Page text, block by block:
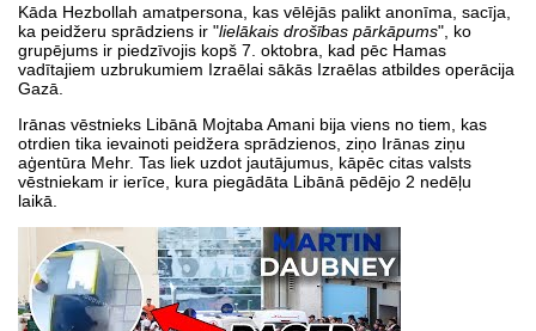
Kāda Hezbollah amatpersona, kas vēlējās palikt anonīma, sacīja,
ka peidžeru sprādziens ir "lielākais drošības pārkāpums", ko
grupējums ir piedzīvojis kopš 7. oktobra, kad pēc Hamas
vadītajiem uzbrukumiem Izraēlai sākās Izraēlas atbildes operācija
Gazā.
Irānas vēstnieks Libānā Mojtaba Amani bija viens no tiem, kas
otrdien tika ievainoti peidžera sprādzienos, ziņo Irānas ziņu
aģentūra Mehr. Tas liek uzdot jautājumus, kāpēc citas valsts
vēstniekam ir ierīce, kura piegādāta Libānā pēdējo 2 nedēļu
laikā.